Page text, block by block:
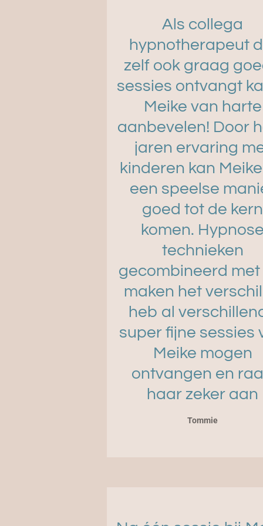
Als collega
hypnotherapeut
zelf ook graag
sessies ontvangt
Meike van harte
aanbevelen! Door
jaren ervaring
kinderen kan
een speelse
goed tot de kern
komen. Hypnose
technieken
gecombineerd met
maken het
heb al
super fijne sessies
Meike mogen
ontvangen en
haar zeker aan
Tommie